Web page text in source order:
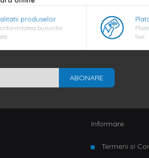
produselor
bunurilor
fixe
ABONARE
Informare
Termeni si